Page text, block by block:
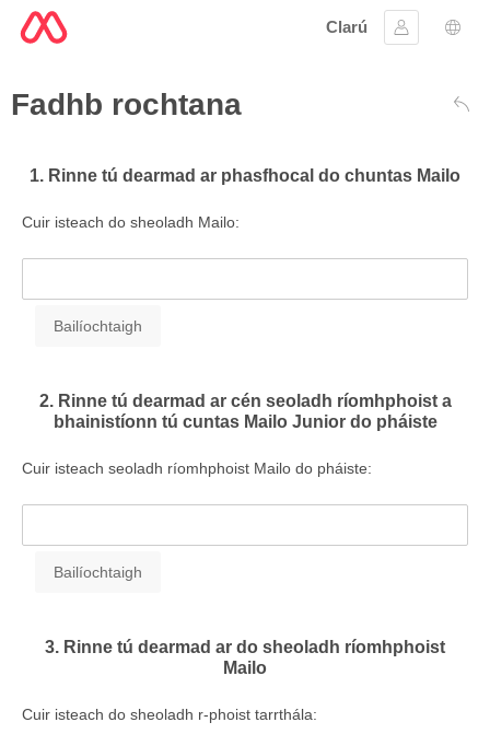
Clarú
Sínigh
Fadhb rochtana Siar
1. Rinne tú dearmad ar phasfhocal do chuntas Mailo
Cuir isteach do sheoladh Mailo:
2. Rinne tú dearmad ar cén seoladh ríomhphoist a
bhainistíonn tú cuntas Mailo Junior do pháiste
Cuir isteach seoladh ríomhphoist Mailo do pháiste:
3. Rinne tú dearmad ar do sheoladh ríomhphoist
Mailo
Cuir isteach do sheoladh r-phoist tarrthála: